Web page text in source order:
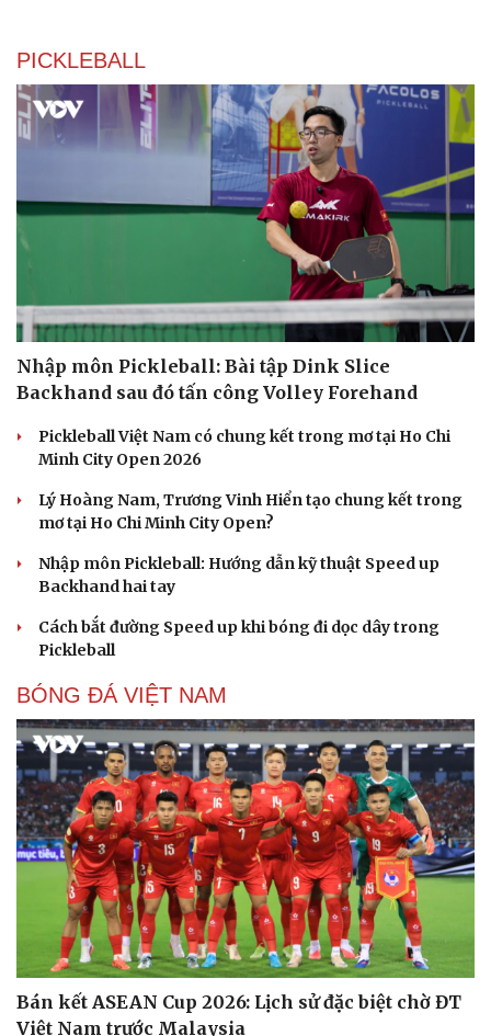
PICKLEBALL
Nhập môn Pickleball: Bài tập Dink Slice
Backhand sau đó tấn công Volley Forehand
Pickleball Việt Nam có chung kết trong mơ tại Ho Chi
Minh City Open 2026
Lý Hoàng Nam, Trương Vinh Hiển tạo chung kết trong
mơ tại Ho Chi Minh City Open?
Nhập môn Pickleball: Hướng dẫn kỹ thuật Speed up
Backhand hai tay
Cách bắt đường Speed up khi bóng đi dọc dây trong
Pickleball
BÓNG ĐÁ VIỆT NAM
Bán kết ASEAN Cup 2026: Lịch sử đặc biệt chờ ĐT
Việt Nam trước Malaysia